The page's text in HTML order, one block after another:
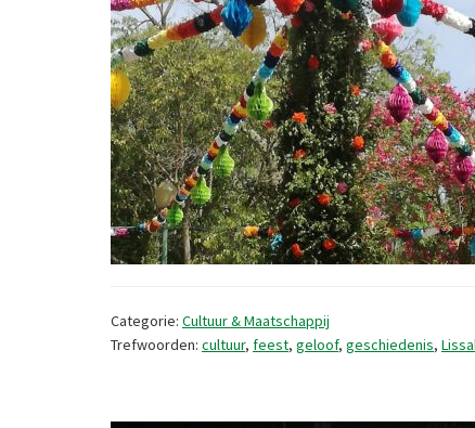
Categorie: Cultuur & Maatschappij
Trefwoorden: cultuur, feest, geloof, geschiedenis,